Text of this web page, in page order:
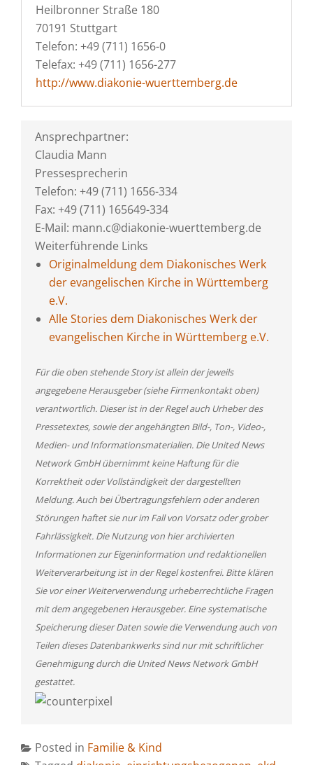
Heilbronner Straße 180
70191 Stuttgart
Telefon: +49 (711) 1656-0
Telefax: +49 (711) 1656-277
http://www.diakonie-wuerttemberg.de
Ansprechpartner:
Claudia Mann
Pressesprecherin
Telefon: +49 (711) 1656-334
Fax: +49 (711) 165649-334
E-Mail: mann.c@diakonie-wuerttemberg.de
Weiterführende Links
Originalmeldung dem Diakonisches Werk
der evangelischen Kirche in Württemberg
e.V.
Alle Stories dem Diakonisches Werk der
evangelischen Kirche in Württemberg e.V.
Für die oben stehende Story ist allein der jeweils
angegebene Herausgeber (siehe Firmenkontakt oben)
verantwortlich. Dieser ist in der Regel auch Urheber des
Pressetextes, sowie der angehängten Bild-, Ton-, Video-,
Medien- und Informationsmaterialien. Die United News
Network GmbH übernimmt keine Haftung für die
Korrektheit oder Vollständigkeit der dargestellten
Meldung. Auch bei Übertragungsfehlern oder anderen
Störungen haftet sie nur im Fall von Vorsatz oder grober
Fahrlässigkeit. Die Nutzung von hier archivierten
Informationen zur Eigeninformation und redaktionellen
Weiterverarbeitung ist in der Regel kostenfrei. Bitte klären
Sie vor einer Weiterverwendung urheberrechtliche Fragen
mit dem angegebenen Herausgeber. Eine systematische
Speicherung dieser Daten sowie die Verwendung auch von
Teilen dieses Datenbankwerks sind nur mit schriftlicher
Genehmigung durch die United News Network GmbH
gestattet.
Posted in Familie & Kind